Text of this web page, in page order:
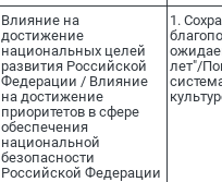
Влияние на
достижение
национальных целей
развития Российской
Федерации / Влияние
на достижение
приоритетов в сфере
обеспечения
национальной
безопасности
Российской Федерации
1.
лет"/